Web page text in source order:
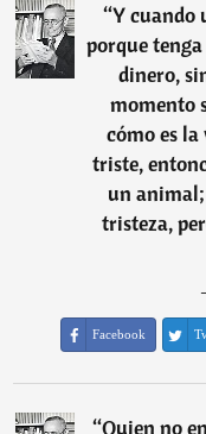
“Y cuando
porque
dinero,
momento
cómo es
triste,
un animal;
tristeza,
Facebook
“Quien no